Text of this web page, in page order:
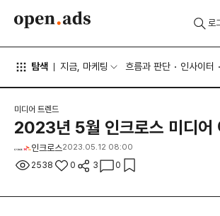
탐색 지금, 마케팅 흐름과 판단 인사이터
로
미디어 트렌드
2023년 5월 인크로스 미디어
인크로스2023.05.12 08:00
2538 0 3 0